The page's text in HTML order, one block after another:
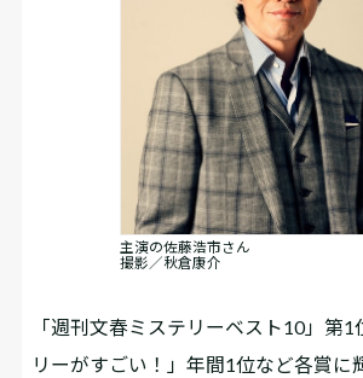
主演の佐藤浩市さん
撮影／秋倉康介
「週刊文春ミステリーベスト10」第
リーがすごい！」年間1位など各賞に